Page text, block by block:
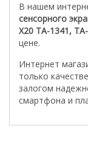
В нашем
сенсорного
X20 TA-1341,
цене.
Интернет
только
залогом
смартфона и